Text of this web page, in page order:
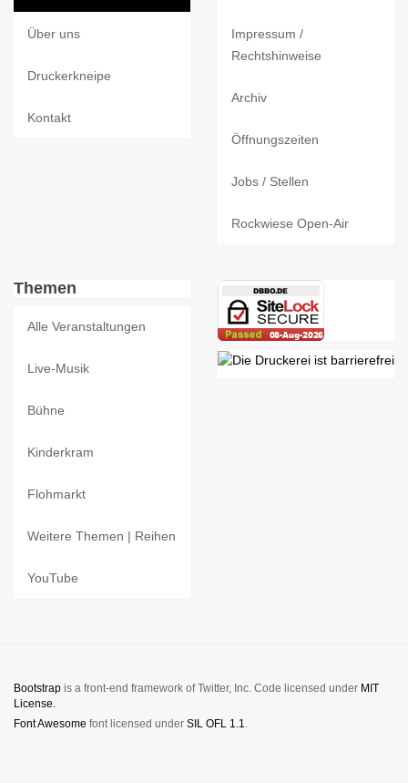
Über uns
Druckerkneipe
Kontakt
Impressum /
Rechtshinweise
Archiv
Öffnungszeiten
Jobs / Stellen
Rockwiese Open-Air
Themen
Alle Veranstaltungen
Live-Musik
Bühne
Kinderkram
Flohmarkt
Weitere Themen | Reihen
YouTube
Bootstrap is a front-end framework of Twitter, Inc. Code licensed under MIT
License.
Font Awesome font licensed under SIL OFL 1.1.